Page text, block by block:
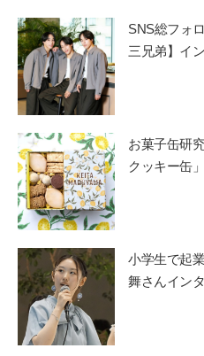
SNS総フォ
三兄弟】イ
お菓子缶研
クッキー缶
小学生で起
舞さんイン